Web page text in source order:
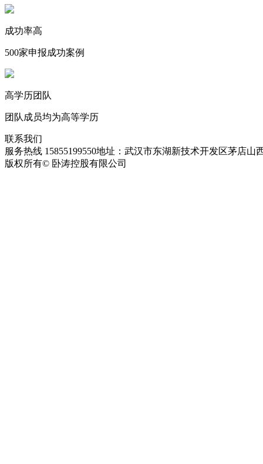
成功率高
500家申报成功案例
高学历团队
团队成员均为高等学历
联系我们
服务热线 15855199550地址：武汉市东湖新技术开发区茅店山
版权所有© 卧涛控股有限公司